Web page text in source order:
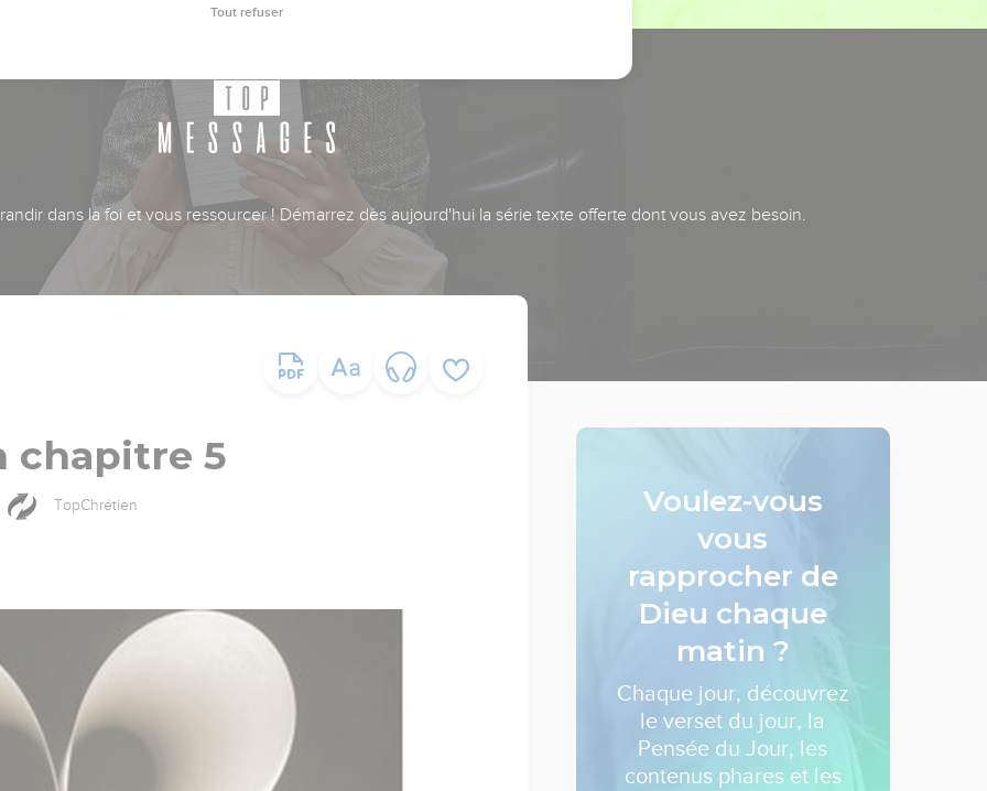
dans la foi et vous ressourcer ! Démarrez dès aujourd'hui la série texte offerte dont vous avez besoin.
chapitre 5
TopChrétien
Voulez-vous
vous
rapprocher de
Dieu chaque
matin ?
Chaque jour, découvrez
le verset du jour, la
Pensée du Jour, les
contenus phares et les
Tout refuser